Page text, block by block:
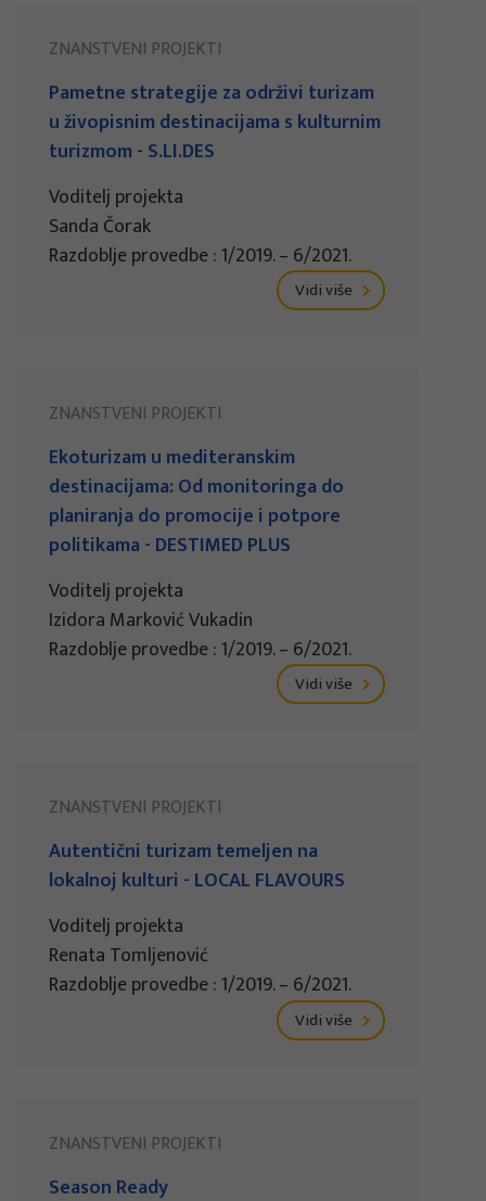
ZNANSTVENI PROJEKTI
Pametne strategije za održivi turizam
u živopisnim destinacijama s kulturnim
turizmom - S.LI.DES
Voditelj projekta
Sanda Čorak
Razdoblje provedbe : 1/2019. – 6/2021.
Vidi više
ZNANSTVENI PROJEKTI
Ekoturizam u mediteranskim
destinacijama: Od monitoringa do
planiranja do promocije i potpore
politikama - DESTIMED PLUS
Voditelj projekta
Izidora Marković Vukadin
Razdoblje provedbe : 1/2019. – 6/2021.
Vidi više
ZNANSTVENI PROJEKTI
Autentični turizam temeljen na
lokalnoj kulturi - LOCAL FLAVOURS
Voditelj projekta
Renata Tomljenović
Razdoblje provedbe : 1/2019. – 6/2021.
Vidi više
ZNANSTVENI PROJEKTI
Season Ready